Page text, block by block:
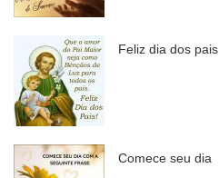
Feliz dia dos pais
Comece seu dia